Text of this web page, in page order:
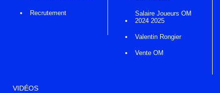
Recrutement
Salaire Joueurs OM
2024 2025
Valentin Rongier
Vente OM
VIDÉOS